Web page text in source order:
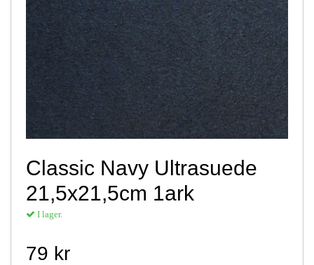
Classic Navy Ultrasuede
21,5x21,5cm 1ark
I lager.
79 kr